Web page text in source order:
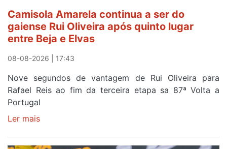
Camisola Amarela continua a ser do
gaiense Rui Oliveira após quinto lugar
entre Beja e Elvas
08-08-2026 | 17:43
Nove segundos de vantagem de Rui Oliveira para
Rafael Reis ao fim da terceira etapa sa 87ª Volta a
Portugal
Ler mais